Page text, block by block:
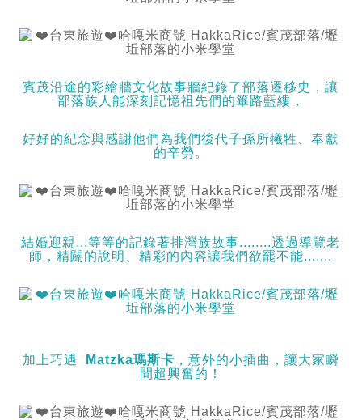
賓茂沿途的彩繪牆文化故事牆紀錄了部落遷移史，讓
部落族人能深刻記憶祖先們的篳路藍縷，
好好的紀念與感謝他們為我們後代子孫所犧牲、奉獻
的辛勞。
結婚迎親...等等的記錄著排灣族故事........透過導覽老
師，精闢的說明、精彩的內容讓我們欲罷不能.......
加上巧遇 Matzka瑪斯卡 ，意外的小插曲，讓大家瞬
間超興奮的！